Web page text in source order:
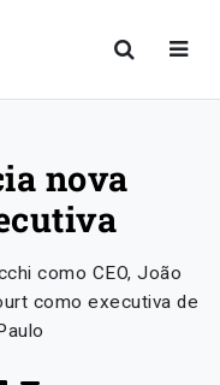
nova
como CEO, João
como executiva de